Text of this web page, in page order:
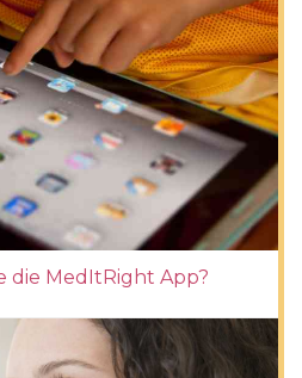
die MedItRight App?